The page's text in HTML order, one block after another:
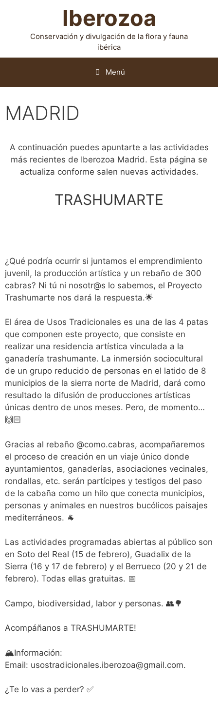
Iberozoa
Conservación y divulgación de la flora y fauna
ibérica
Menú
MADRID
A continuación puedes apuntarte a las actividades
más recientes de Iberozoa Madrid. Esta página se
actualiza conforme salen nuevas actividades.
TRASHUMARTE
¿Qué podría ocurrir si juntamos el emprendimiento
juvenil, la producción artística y un rebaño de 300
cabras? Ni tú ni nosotr@s lo sabemos, el Proyecto
Trashumarte nos dará la respuesta.🌟
El área de Usos Tradicionales es una de las 4 patas
que componen este proyecto, que consiste en
realizar una residencia artística vinculada a la
ganadería trashumante. La inmersión sociocultural
de un grupo reducido de personas en el latido de 8
municipios de la sierra norte de Madrid, dará como
resultado la difusión de producciones artísticas
únicas dentro de unos meses. Pero, de momento…
🙌🏻
Gracias al rebaño @como.cabras, acompañaremos
el proceso de creación en un viaje único donde
ayuntamientos, ganaderías, asociaciones vecinales,
rondallas, etc. serán partícipes y testigos del paso
de la cabaña como un hilo que conecta municipios,
personas y animales en nuestros bucólicos paisajes
mediterráneos. 🐐
Las actividades programadas abiertas al público son
en Soto del Real (15 de febrero), Guadalix de la
Sierra (16 y 17 de febrero) y el Berrueco (20 y 21 de
febrero). Todas ellas gratuitas. 📅
Campo, biodiversidad, labor y personas. 👥🌳
Acompáñanos a TRASHUMARTE!
🏔Información:
Email: usostradicionales.iberozoa@gmail.com.
¿Te lo vas a perder? ✅